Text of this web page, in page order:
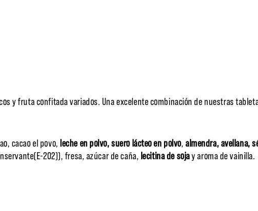
y fruta confitada variados. Una excelente combinación de nuestras
cacao el povo, leche en polvo,suero lácteo en polvo,almendra, avellana,
202)), fresa, azúcar de caña, lecitina de sojay aroma de vainilla.